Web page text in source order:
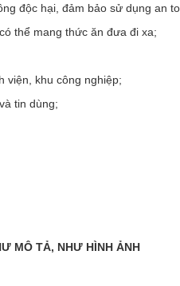
độc hại, đảm bảo sử dụng an
thể mang thức ăn đưa đi xa;
viện, khu công nghiệp;
tin dùng;
MÔ TẢ, NHƯ HÌNH ẢNH